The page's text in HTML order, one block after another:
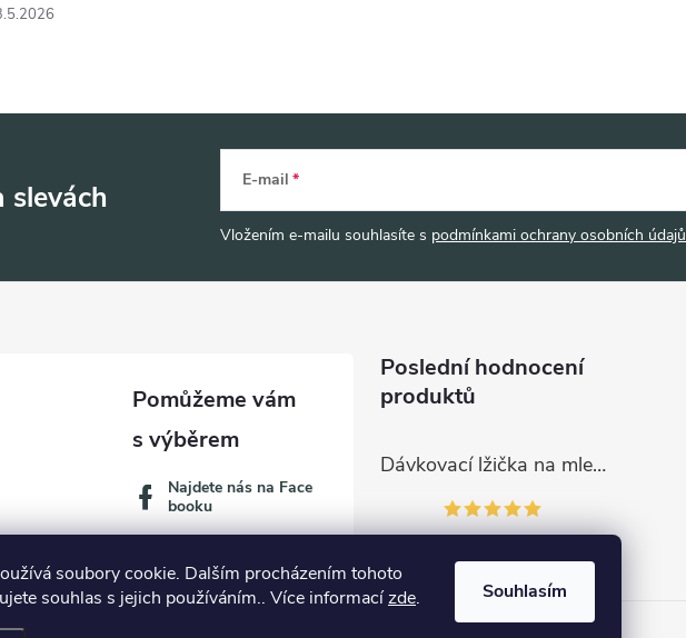
soubory cookie. Dalším procházením tohoto
souhlas s jejich používáním.. Více informacízde. Souhlasím
slevách E-mail
Vložením e-mailu souhlasíte s podmínkami ochrany osobních údajů
Najdete nás na Face
booku
Poslední hodnocení
produktů
Dávkovací lžička na mletou kávu 53132C8134